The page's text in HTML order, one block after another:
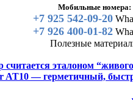
Мобильные номера:
+7 925 542-09-20
+7 926 400-01-82
Полезные
считается эталоном
AT10 — герметичный,